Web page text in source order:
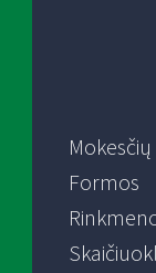
Formos